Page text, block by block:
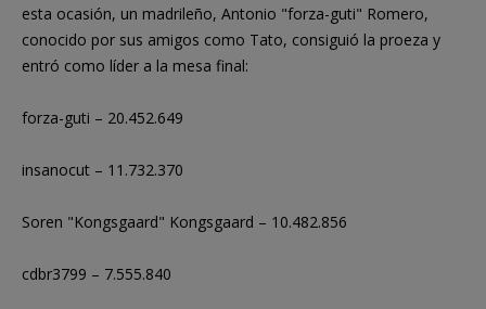
esta ocasión, un madrileño, Antonio "forza-guti" Romero,
conocido por sus amigos como Tato, consiguió la proeza y
entró como líder a la mesa final:
forza-guti – 20.452.649
insanocut – 11.732.370
Soren "Kongsgaard" Kongsgaard – 10.482.856
cdbr3799 – 7.555.840